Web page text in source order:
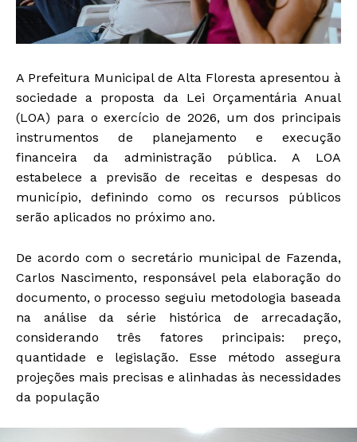
A Prefeitura Municipal de Alta Floresta apresentou à
sociedade a proposta da Lei Orçamentária Anual
(LOA) para o exercício de 2026, um dos principais
instrumentos de planejamento e execução
financeira da administração pública. A LOA
estabelece a previsão de receitas e despesas do
município, definindo como os recursos públicos
serão aplicados no próximo ano.
De acordo com o secretário municipal de Fazenda,
Carlos Nascimento, responsável pela elaboração do
documento, o processo seguiu metodologia baseada
na análise da série histórica de arrecadação,
considerando três fatores principais: preço,
quantidade e legislação. Esse método assegura
projeções mais precisas e alinhadas às necessidades
da população